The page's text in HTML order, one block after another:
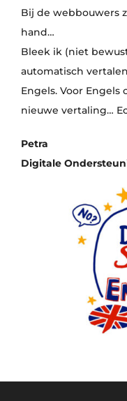
Bij de webbouwers
hand…
Bleek ik (niet
automatisch
Engels. Voor
nieuwe vertaling…
Petra
Digitale